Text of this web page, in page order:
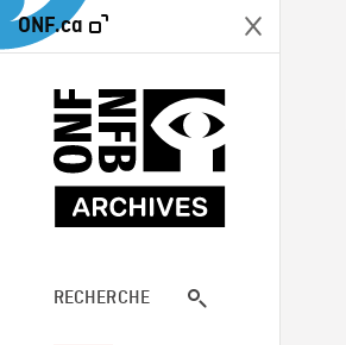
ONF.ca
RECHERCHE